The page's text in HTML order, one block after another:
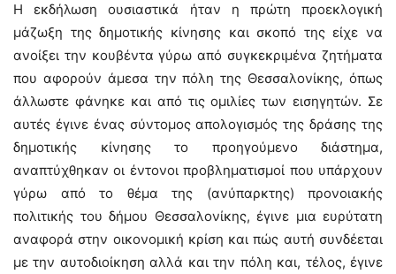
Η εκδήλωση ουσιαστικά ήταν η πρώτη προεκλογική
μάζωξη της δημοτικής κίνησης και σκοπό της είχε να
ανοίξει την κουβέντα γύρω από συγκεκριμένα ζητήματα
που αφορούν άμεσα την πόλη της Θεσσαλονίκης, όπως
άλλωστε φάνηκε και από τις ομιλίες των εισηγητών. Σε
αυτές έγινε ένας σύντομος απολογισμός της δράσης της
δημοτικής κίνησης το προηγούμενο διάστημα,
αναπτύχθηκαν οι έντονοι προβληματισμοί που υπάρχουν
γύρω από το θέμα της (ανύπαρκτης) προνοιακής
πολιτικής του δήμου Θεσσαλονίκης, έγινε μια ευρύτατη
αναφορά στην οικονομική κρίση και πώς αυτή συνδέεται
με την αυτοδιοίκηση αλλά και την πόλη και, τέλος, έγινε